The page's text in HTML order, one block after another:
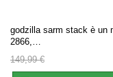
godzilla sarm stack è un
2866,…
149,99 €